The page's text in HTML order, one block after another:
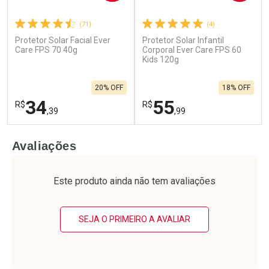
(71)
Protetor Solar Facial Ever
Care FPS 70 40g
R$34,39
20% OFF
Laboratório
Por Menos
(4)
Protetor Solar Infantil
Corporal Ever Care FPS 60
Kids 120g
R$55,99
18% OFF
Laboratório
Por Menos
Avaliações
Este produto ainda não tem avaliações
SEJA O PRIMEIRO A AVALIAR